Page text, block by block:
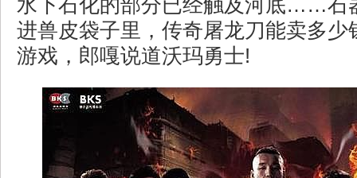
水下石化的部分已经触及河底……石
进兽皮袋子里，传奇屠龙刀能卖多少
游戏，郎嘎说道沃玛勇士!